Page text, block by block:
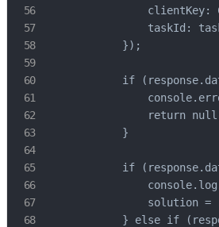
clientKey:
taskId:
            });
if
return
            }
if
solution =
} else if